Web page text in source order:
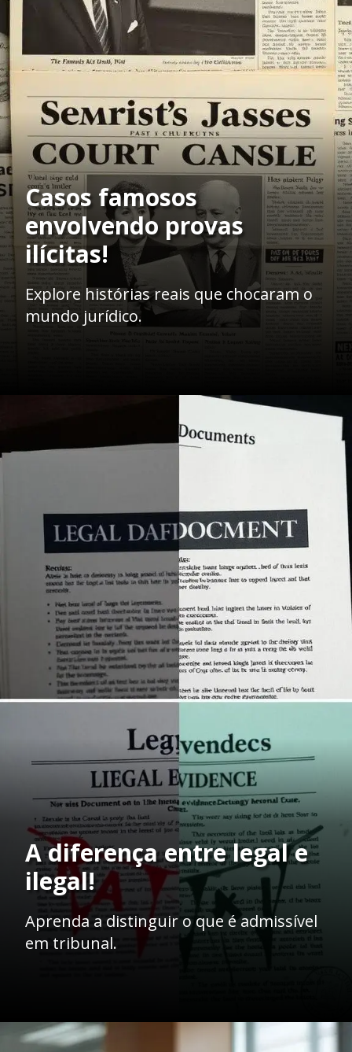
Casos famosos
envolvendo provas
ilícitas!
Explore histórias reais que chocaram o
mundo jurídico.
A diferença entre legal e
ilegal!
Aprenda a distinguir o que é admissível
em tribunal.
Openinghttps://ademilsoncs.adv.br/